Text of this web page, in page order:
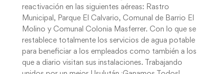
reactivación en las siguientes aéreas: Rastro
Municipal, Parque El Calvario, Comunal de Barrio El
Molino y Comunal Colonia Masferrer. Con lo que se
restablece totalmente los servicios de agua potable
para beneficiar a los empleados como también a los
que a diario visitan sus instalaciones. Trabajando